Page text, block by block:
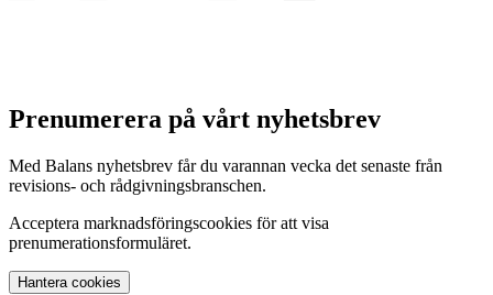
Prenumerera på vårt nyhetsbrev
Med Balans nyhetsbrev får du varannan vecka det senaste från
revisions- och rådgivningsbranschen.
Acceptera marknadsföringscookies för att visa
prenumerationsformuläret.
Hantera cookies